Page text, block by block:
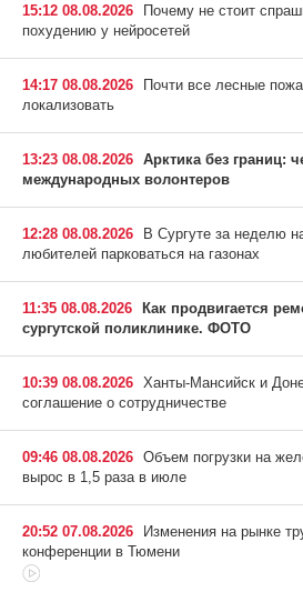
15:12 08.08.2026
Почему не стоит
похудению у нейросетей
14:17 08.08.2026
Почти все лесные
локализовать
13:23 08.08.2026 Арктика без границ:
международных волонтеров
12:28 08.08.2026
В Сургуте за неделю
любителей парковаться на газонах
11:35 08.08.2026
Как продвигается
сургутской поликлинике. ФОТО
10:39 08.08.2026 Ханты-Мансийск и
соглашение о сотрудничестве
09:46 08.08.2026 Объем погрузки на
вырос в 1,5 раза в июле
20:52 07.08.2026
Изменения на рынке
конференции в Тюмени